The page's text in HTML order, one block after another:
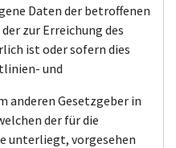
Daten der betroffenen
zur Erreichung des
ist oder sofern dies
und
anderen Gesetzgeber in
der für die
unterliegt, vorgesehen